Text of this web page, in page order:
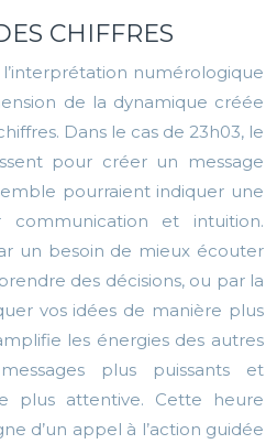
CHIFFRES
numérologique
de la dynamique créée
Dans le cas de 23h03, le
pour créer un message
pourraient indiquer une
communication et intuition.
un besoin de mieux écouter
des décisions, ou par la
vos idées de manière plus
les énergies des autres
plus puissants et
plus attentive. Cette heure
d’un appel à l’action guidée